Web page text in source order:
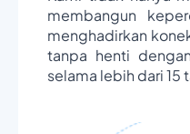
membangun
menghadirkan
tanpa henti
selama lebih dari 15